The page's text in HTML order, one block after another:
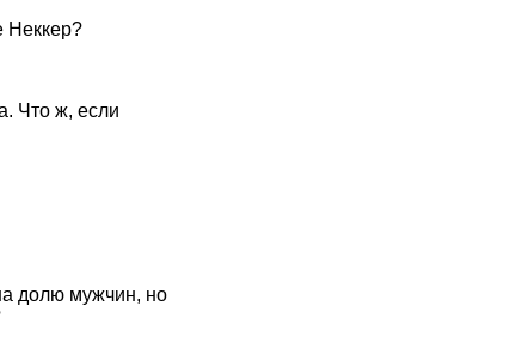
Неккер?
Что ж, если
долю мужчин, но